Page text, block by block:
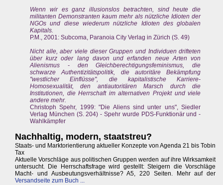
Wenn wir es ganz illusionslos betrachten, sind heute die
militanten Demonstranten kaum mehr als nützliche Idioten der
NGOs und diese wiederum nützliche Idioten des globalen
Kapitals.
P.M., 2001: Subcoma, Paranoia City Verlag in Zürich (S. 49)
Nicht alle, aber viele dieser Gruppen und Individuen drifteten
über kurz oder lang davon und erfanden neue Arten von
Alienismus - den Gleichberechtigungsfeminismus, die
schwarze Authentizitätspolitik, die autoritäre Bekämpfung
"westlicher Einflüsse", die kapitalistische Karriere-
Homosexualität, den antiautoritären Marsch durch die
Institutionen, die Herrschaft im alternativen Projekt und viele
andere mehr.
Christoph Spehr, 1999: "Die Aliens sind unter uns", Siedler
Verlag München (S. 204) - Spehr wurde PDS-Funktionär und -
Wahlkämpfer
Nachhaltig, modern, staatstreu?
Staats- und Marktorientierung aktueller Konzepte von Agenda 21 bis Tobin
Tax
Aktuelle Vorschläge aus politischen Gruppen werden auf ihre Wirksamkeit
untersucht. Die Herrschaftsfrage wird gestellt: Steigern die Vorschläge
Macht- und Ausbeutungsverhältnisse? A5, 220 Seiten. Mehr auf der
Versandseite zum Buch ...